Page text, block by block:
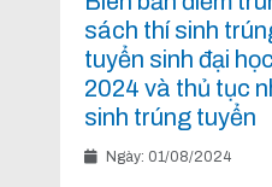
sách thí sinh
tuyển sinh đại
2024 và thủ tục
sinh trúng tuyển
Ngày: 01/08/2024